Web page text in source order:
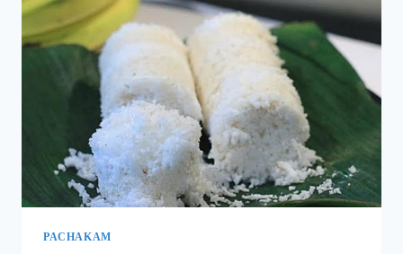
ആയ
പാലപ്പം
കിട്ടാൻ
ഇതുപോലെ
ഉണ്ടാക്കി
നോക്കൂ!!
|
KERALA
STYLE
EASY
APPAM
PACHAKAM